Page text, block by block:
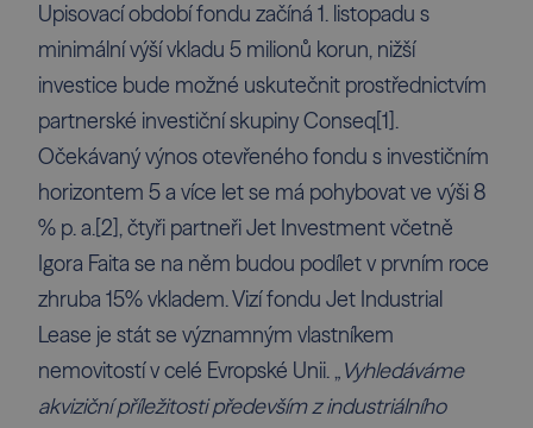
Upisovací období fondu začíná 1. listopadu s
minimální výší vkladu 5 milionů korun, nižší
investice bude možné uskutečnit prostřednictvím
partnerské investiční skupiny Conseq[1] .
Očekávaný výnos otevřeného fondu s investičním
horizontem 5 a více let se má pohybovat ve výši 8
% p. a.[2] , čtyři partneři Jet Investment včetně
Igora Faita se na něm budou podílet v prvním roce
zhruba 15% vkladem. Vizí fondu Jet Industrial
Lease je stát se významným vlastníkem
nemovitostí v celé Evropské Unii. „Vyhledáváme
akviziční příležitosti především z industriálního